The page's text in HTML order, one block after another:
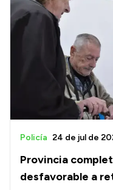
Provincia
desfavorable a
Policía 24 de jul de